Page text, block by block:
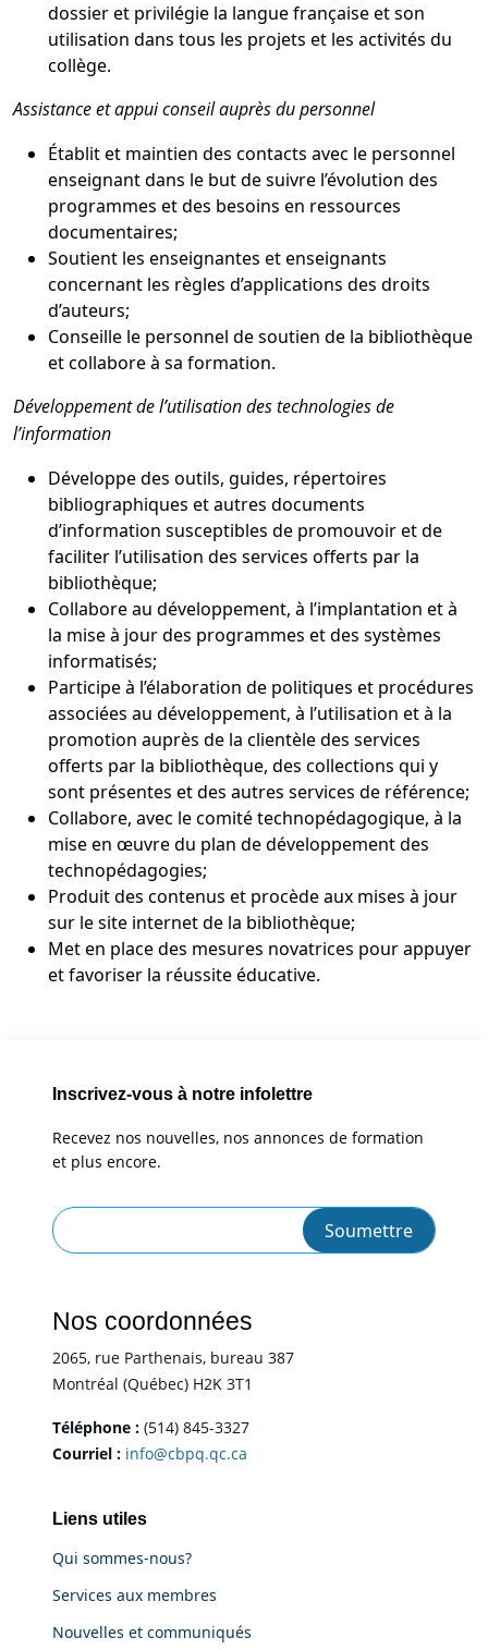
dossier et privilégie la langue française et son
utilisation dans tous les projets et les activités du
collège.
Assistance et appui conseil auprès du personnel
Établit et maintien des contacts avec le personnel
enseignant dans le but de suivre l’évolution des
programmes et des besoins en ressources
documentaires;
Soutient les enseignantes et enseignants
concernant les règles d’applications des droits
d’auteurs;
Conseille le personnel de soutien de la bibliothèque
et collabore à sa formation.
Développement de l’utilisation des technologies de
l’information
Développe des outils, guides, répertoires
bibliographiques et autres documents
d’information susceptibles de promouvoir et de
faciliter l’utilisation des services offerts par la
bibliothèque;
Collabore au développement, à l’implantation et à
la mise à jour des programmes et des systèmes
informatisés;
Participe à l’élaboration de politiques et procédures
associées au développement, à l’utilisation et à la
promotion auprès de la clientèle des services
offerts par la bibliothèque, des collections qui y
sont présentes et des autres services de référence;
Collabore, avec le comité technopédagogique, à la
mise en œuvre du plan de développement des
technopédagogies;
Produit des contenus et procède aux mises à jour
sur le site internet de la bibliothèque;
Met en place des mesures novatrices pour appuyer
et favoriser la réussite éducative.
Inscrivez-vous à notre infolettre
Recevez nos nouvelles, nos annonces de formation
et plus encore.
Nos coordonnées
2065, rue Parthenais, bureau 387
Montréal (Québec) H2K 3T1
Téléphone : (514) 845-3327
Courriel : info@cbpq.qc.ca
Liens utiles
Qui sommes-nous?
Services aux membres
Nouvelles et communiqués